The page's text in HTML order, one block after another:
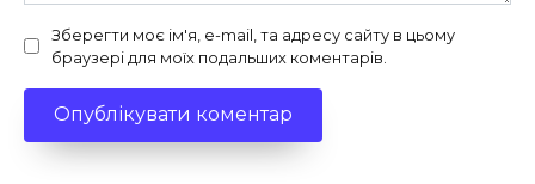
Зберегти моє ім'я, e-mail, та адресу сайту в цьому
браузері для моїх подальших коментарів.